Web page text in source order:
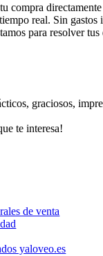
compra
real. Sin
para resolver tus
graciosos,
te interesa!
de venta
yaloveo.es